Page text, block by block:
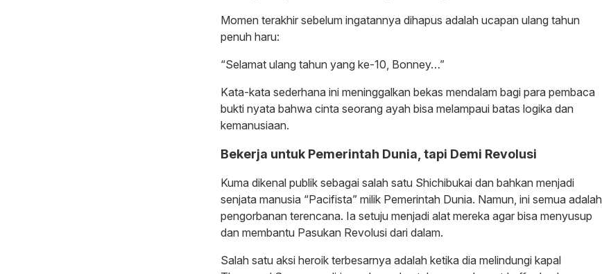
Momen terakhir sebelum ingatannya dihapus adalah ucapan ulang tahun
penuh haru:
“Selamat ulang tahun yang ke-10, Bonney…”
Kata-kata sederhana ini meninggalkan bekas mendalam bagi para pembaca
bukti nyata bahwa cinta seorang ayah bisa melampaui batas logika dan
kemanusiaan.
Bekerja untuk Pemerintah Dunia, tapi Demi Revolusi
Kuma dikenal publik sebagai salah satu Shichibukai dan bahkan menjadi
senjata manusia “Pacifista” milik Pemerintah Dunia. Namun, ini semua adalah
pengorbanan terencana. Ia setuju menjadi alat mereka agar bisa menyusup
dan membantu Pasukan Revolusi dari dalam.
Salah satu aksi heroik terbesarnya adalah ketika dia melindungi kapal